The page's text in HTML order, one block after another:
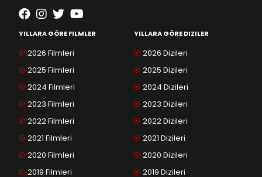
YILLARA GÖRE FILMLER
2026 Filmleri
2025 Filmleri
2024 Filmleri
2023 Filmleri
2022 Filmleri
2021 Filmleri
2020 Filmleri
2019 Filmleri
YILLARA GÖRE DIZILER
2026 Dizileri
2025 Dizileri
2024 Dizileri
2023 Dizileri
2022 Dizileri
2021 Dizileri
2020 Dizileri
2019 Dizileri